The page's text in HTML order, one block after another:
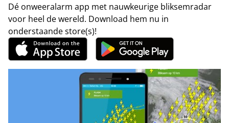
Dé onweeralarm app met nauwkeurige bliksemradar
voor heel de wereld. Download hem nu in
onderstaande store(s)!